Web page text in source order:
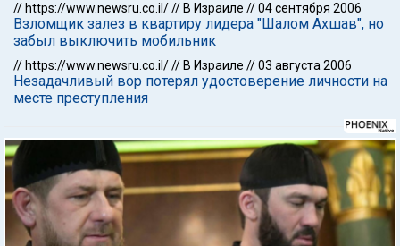
// https://www.newsru.co.il/// В Израиле //04 сентября 2006
Взломщик залез в квартиру лидера "Шалом Ахшав", но
забыл выключить мобильник
// https://www.newsru.co.il/// В Израиле //03 августа 2006
Незадачливый вор потерял удостоверение личности на
месте преступления